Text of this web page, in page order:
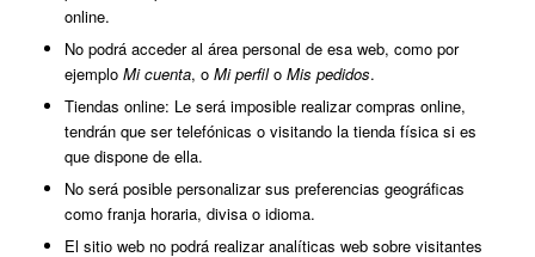
online.
No podrá acceder al área personal de esa web, como por
ejemplo Mi cuenta, o Mi perfilo Mis pedidos.
Tiendas online: Le será imposible realizar compras online,
tendrán que ser telefónicas o visitando la tienda física si es
que dispone de ella.
No será posible personalizar sus preferencias geográficas
como franja horaria, divisa o idioma.
El sitio web no podrá realizar analíticas web sobre visitantes